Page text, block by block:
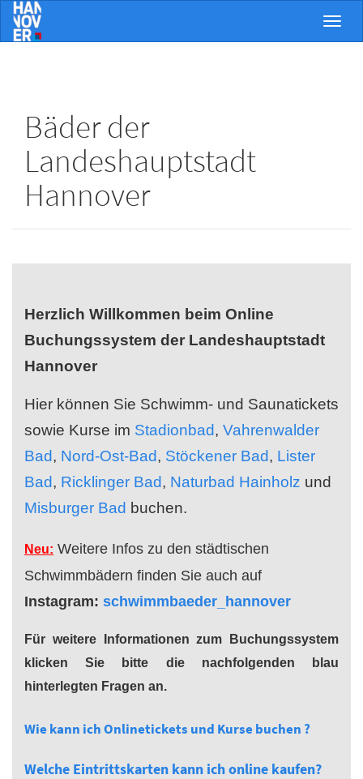
Menü
Bäder der
Landeshauptstadt
Hannover
Herzlich Willkommen beim Online
Buchungssystem der Landeshauptstadt
Hannover
Hier können Sie Schwimm- und Saunatickets
sowie Kurse im Stadionbad, Vahrenwalder
Bad, Nord-Ost-Bad, Stöckener Bad, Lister
Bad, Ricklinger Bad, Naturbad Hainholz und
Misburger Bad buchen.
Neu: Weitere Infos zu den städtischen
Schwimmbädern finden Sie auch auf
Instagram: schwimmbaeder_hannover
Für weitere Informationen zum Buchungssystem
klicken Sie bitte die nachfolgenden blau
hinterlegten Fragen an.
Wie kann ich Onlinetickets und Kurse buchen ?
Welche Eintrittskarten kann ich online kaufen?